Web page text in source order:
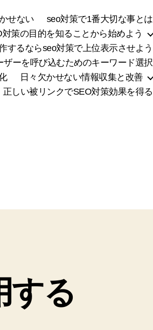
せない
seo対策で1番大切な事とは
対策の目的を知ることから始めよう
するならseo対策で上位表示させよう
ザーを呼び込むためのキーワード選択
日々欠かせない情報収集と改善
正しい被リンクでSEO対策効果を得る
する